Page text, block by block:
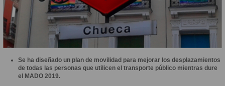
Se ha diseñado un plan de movilidad para mejorar los desplazamientos
de todas las personas que utilicen el transporte público mientras dure
el MADO 2019.